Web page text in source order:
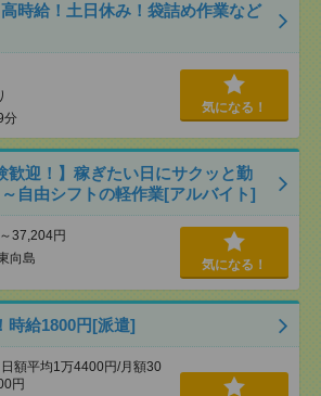
時給！土日休み！袋詰め作業など
分
気になる！
歓迎！】稼ぎたい日にサクッと勤
自由シフトの軽作業[アルバイト]
37,204円
向島 気になる！
時給1800円[派遣]
額平均1万4400円/月額30
円